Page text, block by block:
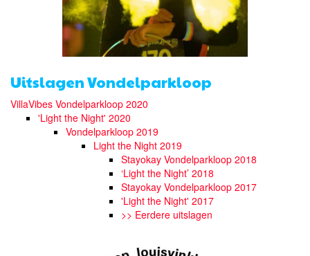
Uitslagen Vondelparkloop
VillaVibes Vondelparkloop 2020
'Light the Night' 2020
Vondelparkloop 2019
Light the Night 2019
Stayokay Vondelparkloop 2018
‘Light the Night’ 2018
Stayokay Vondelparkloop 2017
'Light the Night' 2017
>> Eerdere uitslagen